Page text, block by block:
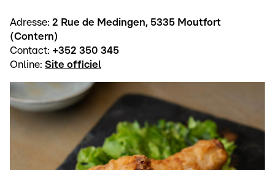
Adresse: 2 Rue de Medingen, 5335 Moutfort
(Contern)
Contact: +352 350 345
Online: Site officiel